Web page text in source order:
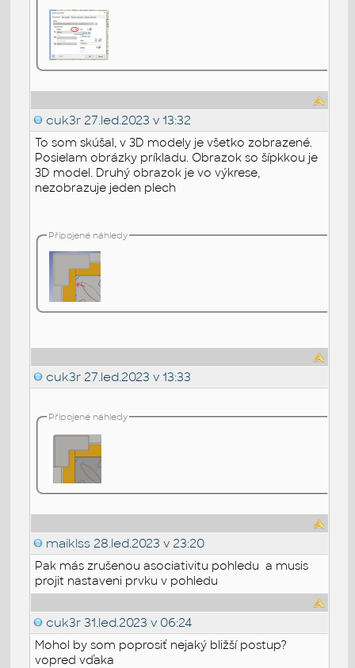
cuk3r 27.led.2023 v 13:32
To som skúšal, v 3D modely je všetko zobrazené.
Posielam obrázky príkladu. Obrazok so šípkkou je
3D model. Druhý obrazok je vo výkrese,
nezobrazuje jeden plech
Připojené náhledy
cuk3r 27.led.2023 v 13:33
Připojené náhledy
maiklss 28.led.2023 v 23:20
Pak más zrušenou asociativitu pohledu a musis
projit nastaveni prvku v pohledu
cuk3r 31.led.2023 v 06:24
Mohol by som poprosiť nejaký bližší postup?
vopred vďaka